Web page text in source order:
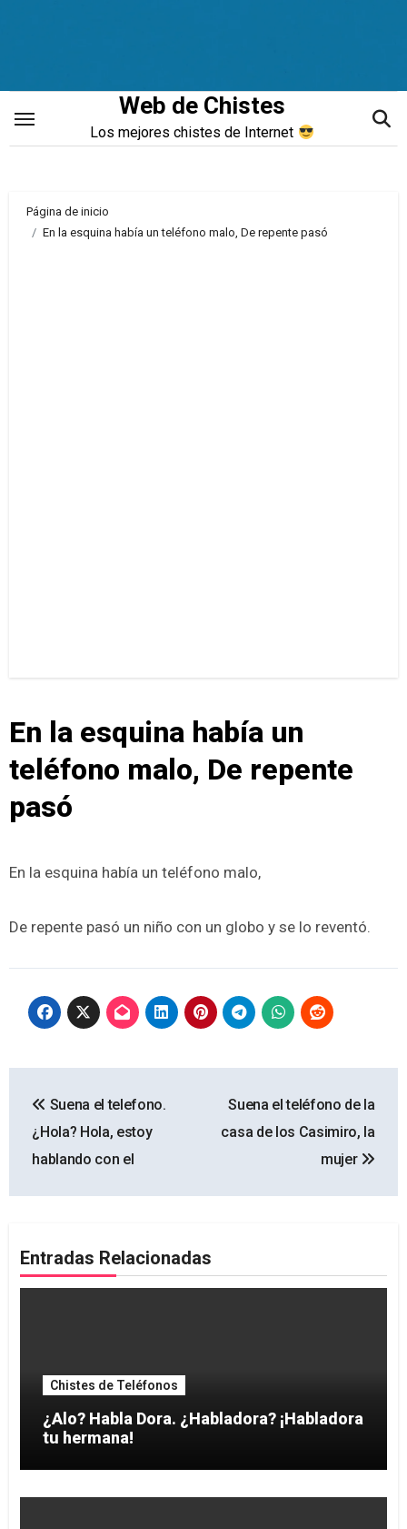
Web de Chistes
Los mejores chistes de Internet
Página de inicio
En la esquina había un teléfono malo, De repente pasó
En la esquina había un
teléfono malo, De repente
pasó
En la esquina había un teléfono malo,
De repente pasó un niño con un globo y se lo reventó.
de
entradas
Suena el telefono.
¿Hola? Hola, estoy
hablando con el
Suena el teléfono de la
casa de los Casimiro, la
mujer
Entradas Relacionadas
Chistes de Teléfonos
¿Alo? Habla Dora. ¿Habladora? ¡Habladora
tu hermana!